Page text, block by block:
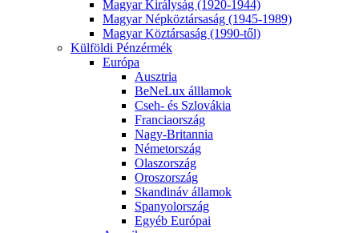
Magyar Királyság (1920-1944)
Magyar Népköztársaság (1945-1989)
Magyar Köztársaság (1990-től)
Külföldi Pénzérmék
Európa
Ausztria
BeNeLux álllamok
Cseh- és Szlovákia
Franciaország
Nagy-Britannia
Németország
Olaszország
Oroszország
Skandináv államok
Spanyolország
Egyéb Európai